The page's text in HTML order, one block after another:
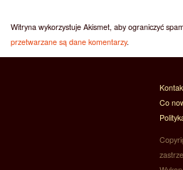
Witryna wykorzystuje Akismet, aby ograniczyć
przetwarzane są dane komentarzy.
Co